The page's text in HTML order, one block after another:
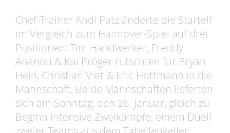
Chef-Trainer Andi Patz änderte die Startelf
im Vergleich zum Hannover-Spiel auf drei
Positionen: Tim Handwerker, Freddy
Ananou & Kai Pröger rutschten für Bryan
Hein, Christian Viet & Eric Hottmann in die
Mannschaft. Beide Mannschaften lieferten
sich am Sonntag, den 26. Januar, gleich zu
Beginn intensive Zweikämpfe, einem Duell